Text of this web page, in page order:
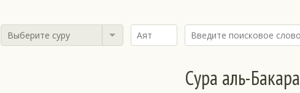
Выберите суру
Сура аль-Бакара